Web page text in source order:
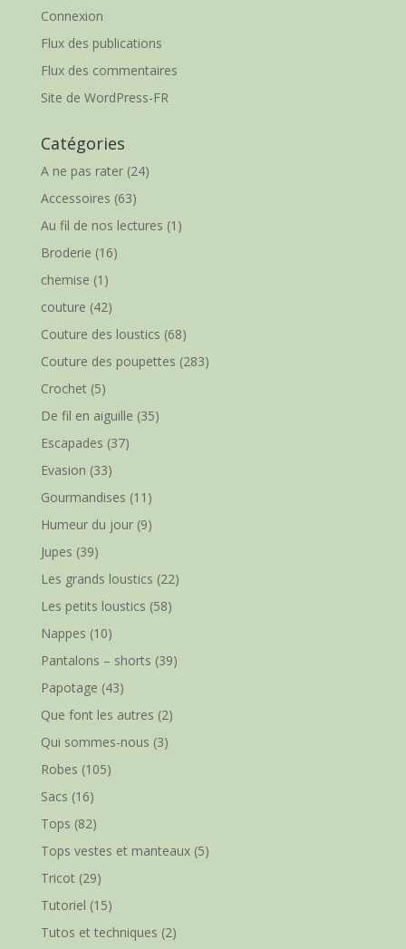
Connexion
Flux des publications
Flux des commentaires
Site de WordPress-FR
Catégories
A ne pas rater(24)
Accessoires (63)
Au fil de nos lectures (1)
Broderie (16)
chemise (1)
couture (42)
Couture des loustics (68)
Couture des poupettes (283)
Crochet(5)
De fil en aiguille (35)
Escapades (37)
Evasion (33)
Gourmandises (11)
Humeur du jour(9)
Jupes (39)
Les grands loustics (22)
Les petits loustics (58)
Nappes (10)
Pantalons – shorts (39)
Papotage (43)
Que font les autres (2)
Qui sommes-nous (3)
Robes (105)
Sacs (16)
Tops (82)
Tops vestes et manteaux(5)
Tricot(29)
Tutoriel (15)
Tutos et techniques (2)